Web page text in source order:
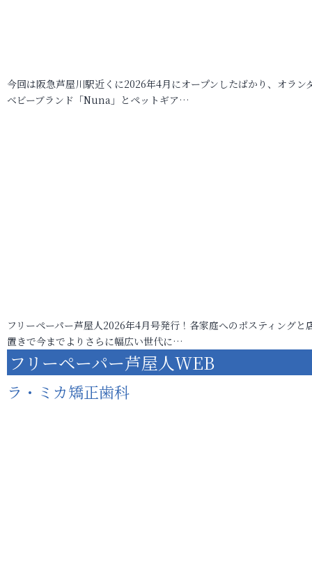
今回は阪急芦屋川駅近くに2026年4月にオープンしたばかり、オラン
ベビーブランド「Nuna」とペットギア…
フリーペーパー芦屋人2026年4月号発行！各家庭へのポスティングと
置きで今までよりさらに幅広い世代に…
フリーペーパー芦屋人WEB
ラ・ミカ矯正歯科